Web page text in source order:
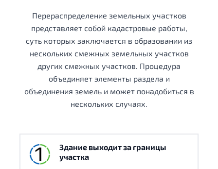
Перераспределение земельных участков
представляет собой кадастровые работы,
суть которых заключается в образовании из
нескольких смежных земельных участков
других смежных участков. Процедура
объединяет элементы раздела и
объединения земель и может понадобиться в
нескольких случаях.
Здание выходит за границы
участка